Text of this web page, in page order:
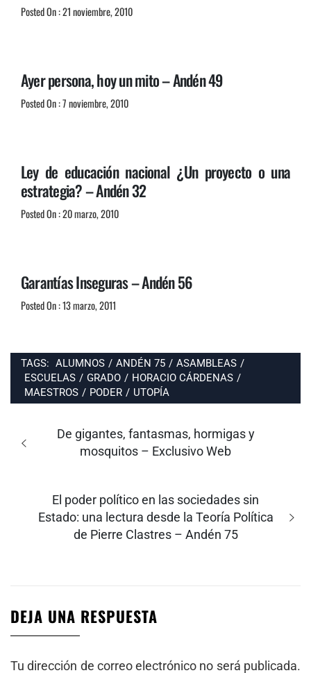
Posted On : 21 noviembre, 2010
Ayer persona, hoy un mito – Andén 49
Posted On : 7 noviembre, 2010
Ley de educación nacional ¿Un proyecto o una
estrategia? – Andén 32
Posted On : 20 marzo, 2010
Garantías Inseguras – Andén 56
Posted On : 13 marzo, 2011
TAGS: ALUMNOS / ANDÉN 75 / ASAMBLEAS /
ESCUELAS / GRADO / HORACIO CÁRDENAS /
MAESTROS / PODER / UTOPÍA
entradas
Entrada
anterior:
De gigantes, fantasmas, hormigas y
mosquitos – Exclusivo Web
Entrada
siguiente:
El poder político en las sociedades sin
Estado: una lectura desde la Teoría Política
de Pierre Clastres – Andén 75
DEJA UNA RESPUESTA
Tu dirección de correo electrónico no será publicada.